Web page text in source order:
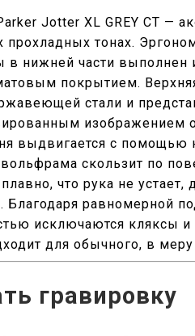
Jotter XL GREY CT —
прохладных тонах.
нижней части выполнен
покрытием.
стали и
изображением
выдвигается с помощью
скользит по
что рука не устает,
Благодаря равномерной
исключаются кляксы и
для обычного, в
гравировку